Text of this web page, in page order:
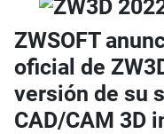
ZWSOFT
oficial de
versión de su
CAD/CAM 3D